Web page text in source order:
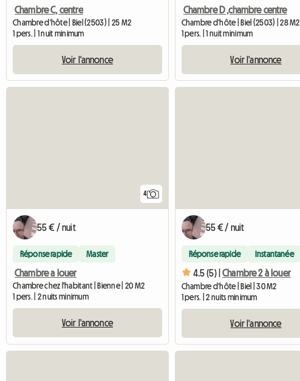
Chambre C, centre
Chambre d'hôte | Biel (2503) | 25 M2
1 pers. | 1 nuit minimum
Voir l'annonce
Chambre D ,chambre centre
Chambre d'hôte | Biel (2503) | 28 M2
1 pers. | 1 nuit minimum
Voir l'annonce
4
55 € / nuit
Réponse rapide Master
Chambre a louer
Chambre chez l'habitant | Bienne | 20 M2
1 pers. | 2 nuits minimum
Voir l'annonce
55 € / nuit
Réponse rapide Instantanée
4.5 (5) | Chambre 2 à louer
Chambre d'hôte | Biel | 30 M2
1 pers. | 2 nuits minimum
Voir l'annonce